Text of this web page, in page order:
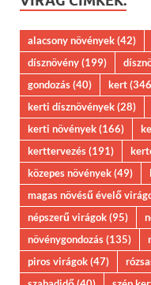
alacsony növények(42)
dísznövény(199)
gondozás(40) kert
kerti dísznövények(28)
kerti növények(166)
kerttervezés(191)
közepes növények(49)
magas növésű évelő
népszerű virágok(95)
növénygondozás(135)
piros virágok(47)